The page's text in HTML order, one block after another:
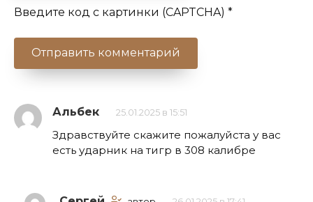
Введите код с картинки (CAPTCHA) *
Альбек 25.01.2025 в 15:51
Здравствуйте скажите пожалуйста у вас
есть ударник на тигр в 308 калибре